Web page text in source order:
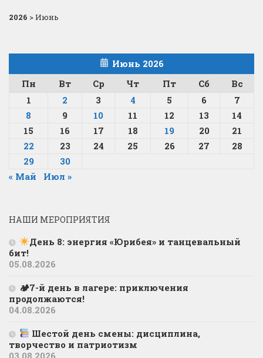
2026 >Июнь
Июнь 2026
Пн
Вт Ср Чт Пт Сб
Вс
1
2 3 4 5 6
7
8
9 10 11 12 13
14
15
16 17 18 19 20
21
22
23 24 25 26 27
28
29
30
« Май
Июл »
НАШИ МЕРОПРИЯТИЯ
День 8: энергия «Юрибея» и танцевальный
бит!
05.08.2026
🏕7-й день в лагере: приключения
продолжаются!
04.08.2026
Шестой день смены: дисциплина,
творчество и патриотизм
03.08.2026